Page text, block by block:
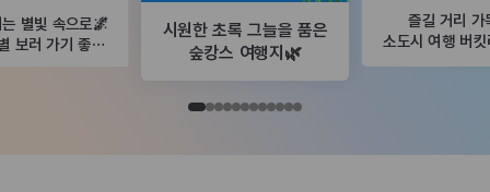
별빛 속으로🌌
보러 가기 좋은
시원한 초록 그늘을 품은
숲캉스 여행지🌿
즐길 거리 가
소도시 여행 버킷